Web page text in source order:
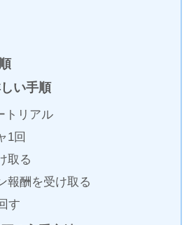
い手順
トリアル
1回
取る
報酬を受け取る
す